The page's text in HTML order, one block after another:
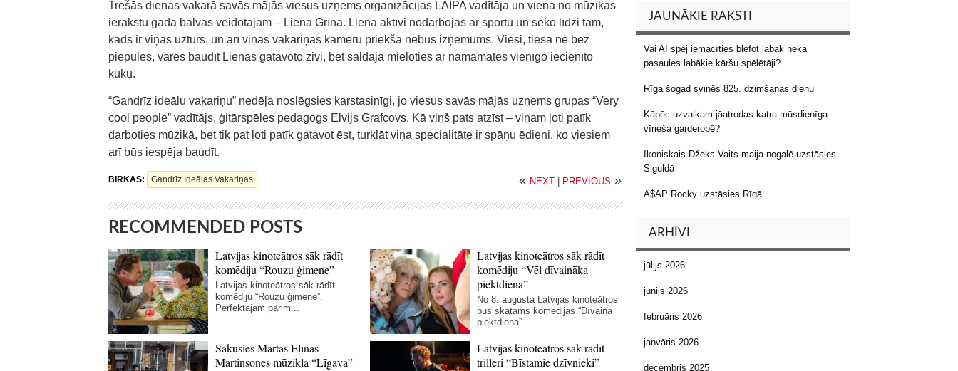
Trešās dienas vakarā savās mājās viesus uzņems organizācijas LAIPA vadītāja un viena no mūzikas
ierakstu gada balvas veidotājām – Liena Grīna. Liena aktīvi nodarbojas ar sportu un seko līdzi tam,
kāds ir viņas uzturs, un arī viņas vakariņas kameru priekšā nebūs izņēmums. Viesi, tiesa ne bez
piepūles, varēs baudīt Lienas gatavoto zivi, bet saldajā mieloties ar namamātes vienīgo iecienīto
kūku.
“Gandrīz ideālu vakariņu” nedēļa noslēgsies karstasinīgi, jo viesus savās mājās uzņems grupas “Very
cool people” vadītājs, ģitārspēles pedagogs Elvijs Grafcovs. Kā viņš pats atzīst – viņam ļoti patīk
darboties mūzikā, bet tik pat ļoti patīk gatavot ēst, turklāt viņa specialitāte ir spāņu ēdieni, ko viesiem
arī būs iespēja baudīt.
BIRKAS: Gandrīz Ideālas Vakariņas « NEXT | PREVIOUS »
RECOMMENDED POSTS
Latvijas kinoteātros sāk rādīt
komēdiju “Rouzu ģimene”
Latvijas kinoteātros sāk rādīt
komēdiju “Rouzu ģimene”.
Perfektajam pārim...
Latvijas kinoteātros sāk rādīt
komēdiju “Vēl dīvaināka
piektdiena”
No 8. augusta Latvijas kinoteātros
būs skatāms komēdijas “Dīvainā
piektdiena”...
Sākusies Martas Elīnas
Martinsones mūzikla “Līgava”
Latvijas kinoteātros sāk rādīt
trilleri “Bīstamie dzīvnieki”
JAUNĀKIE RAKSTI
Vai AI spēj iemācīties blefot labāk nekā
pasaules labākie kāršu spēlētāji?
Rīga šogad svinēs 825. dzimšanas dienu
Kāpēc uzvalkam jāatrodas katra mūsdienīga
vīrieša garderobē?
Ikoniskais Džeks Vaits maija nogalē uzstāsies
Siguldā
A$AP Rocky uzstāsies Rīgā
ARHĪVI
jūlijs 2026
jūnijs 2026
februāris 2026
janvāris 2026
decembris 2025